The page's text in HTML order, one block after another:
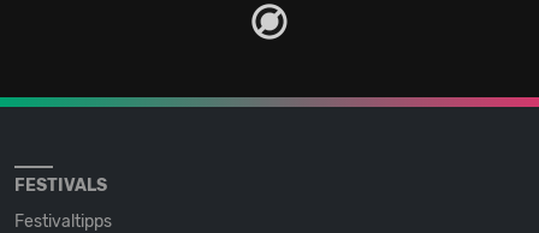
FESTIVALS
Festivaltipps